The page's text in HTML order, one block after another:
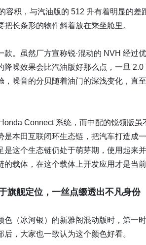
容积，与汽油版的 512 升有着明显的差
长条形的物件斜着放在乘坐舱里。
。虽然厂方宣称锐·混动的 NVH 经过
噪效果会比汽油版好那么点，一旦
噪音的分贝随着油门的深浅变化，直
Connect 系统，而中配的锐领版虽
本田互联闭环生态链，把汽车打造成
这个生态链仍处于萌芽期，使用起来
载体，在这个载体上开发应用才是当前
旗舰定位，一丝点缀透出不凡身份
（冰河银）的新雅阁混动版时，第一
，大家也一致认为这个颜色好看。